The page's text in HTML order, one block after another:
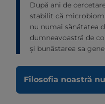
După ani de
stabilit că
nu numai sănătatea
dumneavoastră de
și bunăstarea sa
Filosofia noastră